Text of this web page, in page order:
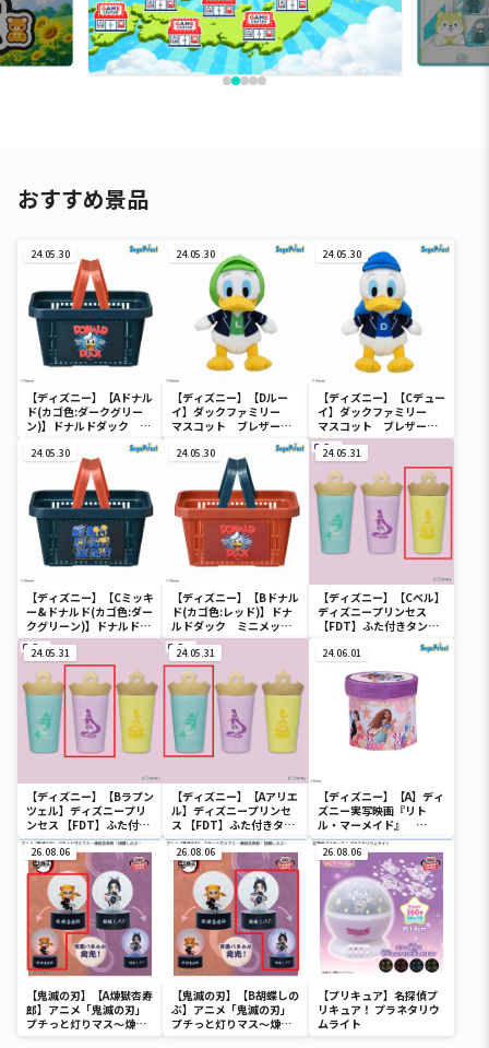
おすすめ景品
24.05.30
【ディズニー】【Aドナル
ド(カゴ色:ダークグリー
ン)】ドナルドダック ミ
24.05.30
【ディズニー】【Dルー
イ】ダックファミリー
マスコット ブレザーコ
24.05.30
【ディズニー】【Cデュー
イ】ダックファミリー
マスコット ブレザーコ
スチューム
24.05.30
【ディズニー】【Cミッキ
ー&ドナルド(カゴ色:ダー
クグリーン)】ドナルドダ
ック ミニメッシュカゴ
24.05.30
【ディズニー】【Bドナル
ド(カゴ色:レッド)】ドナ
ルドダック ミニメッシ
ュカゴ
24.05.31
【ディズニー】【Cベル】
ディズニープリンセス
【FDT】ふた付きタンブ
24.05.31
【ディズニー】【Bラプン
ツェル】ディズニープリ
ンセス 【FDT】ふた付き
タンブラー
24.05.31
【ディズニー】【Aアリエ
ル】ディズニープリンセ
ス 【FDT】ふた付きタン
ブラー
24.06.01
【ディズニー】【A】ディ
ズニー実写映画『リト
ル・マーメイド』
[PtZ]折り畳みボックス
チェアー
26.08.06
【鬼滅の刃】【A煉獄杏寿
郎】アニメ「鬼滅の刃」
プチっと灯りマス～煉獄
杏寿郎・胡蝶しのぶ～
26.08.06
【鬼滅の刃】【B胡蝶しの
ぶ】アニメ「鬼滅の刃」
プチっと灯りマス～煉獄
杏寿郎・胡蝶しのぶ～
26.08.06
【プリキュア】名探偵プ
リキュア！ プラネタリウ
ムライト